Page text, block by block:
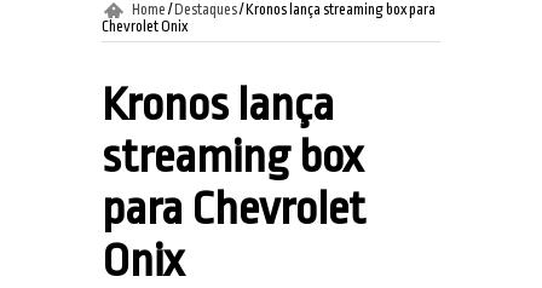
Home / Destaques/ Kronos lança streaming box para
Chevrolet Onix
Kronos lança
streaming box
para Chevrolet
Onix